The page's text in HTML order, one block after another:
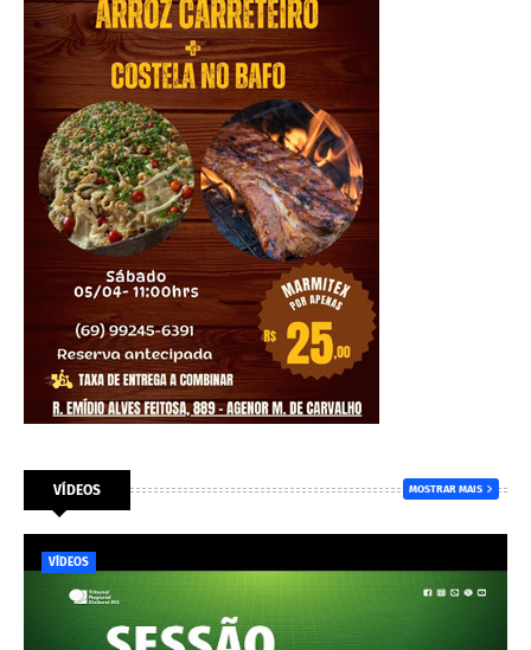
VÍDEOS MOSTRAR MAIS
VÍDEOS